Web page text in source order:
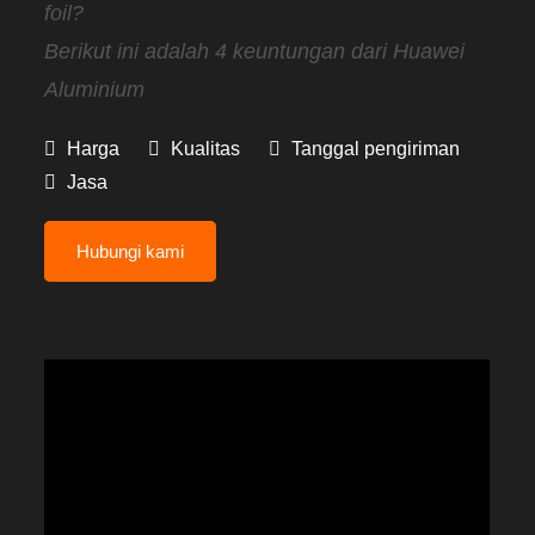
foil?
Berikut ini adalah 4 keuntungan dari Huawei
Aluminium
Harga Kualitas
Tanggal pengiriman
Jasa
Hubungi kami